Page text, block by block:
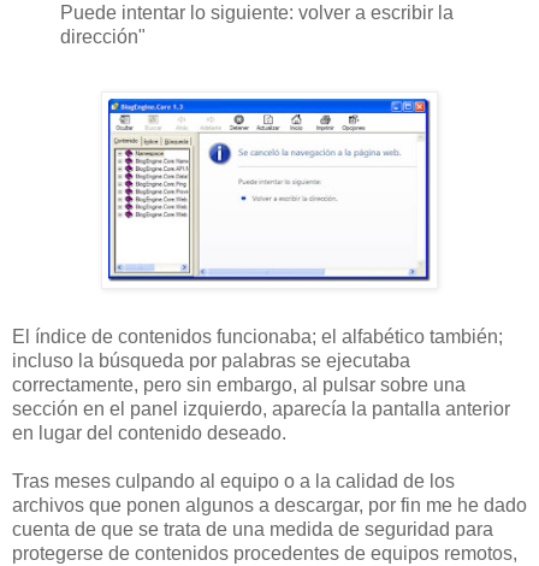
Puede intentar lo siguiente: volver a escribir la
dirección"
El índice de contenidos funcionaba; el alfabético también;
incluso la búsqueda por palabras se ejecutaba
correctamente, pero sin embargo, al pulsar sobre una
sección en el panel izquierdo, aparecía la pantalla anterior
en lugar del contenido deseado.
Tras meses culpando al equipo o a la calidad de los
archivos que ponen algunos a descargar, por fin me he dado
cuenta de que se trata de una medida de seguridad para
protegerse de contenidos procedentes de equipos remotos,